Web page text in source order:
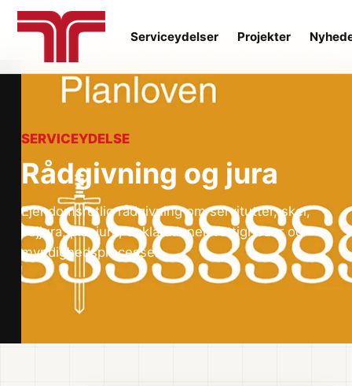
Serviceydelser Projekter
SERVICEYDELSE
Rådgivning og jura
Ejendomsretlig rådgivning om servitutter, skel,
vejjura, planjura, deklarationer, rettigheder og
myndighedsprocesser.